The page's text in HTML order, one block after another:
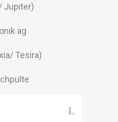
Jupiter)
ag
Tesira)